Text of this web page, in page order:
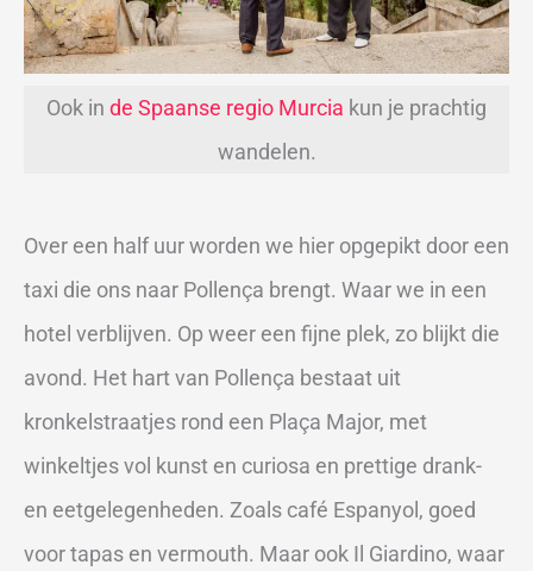
Ook in de Spaanse regio Murcia kun je prachtig
wandelen.
Over een half uur worden we hier opgepikt door een
taxi die ons naar Pollença brengt. Waar we in een
hotel verblijven. Op weer een fijne plek, zo blijkt die
avond. Het hart van Pollença bestaat uit
kronkelstraatjes rond een Plaça Major, met
winkeltjes vol kunst en curiosa en prettige drank-
en eetgelegenheden. Zoals café Espanyol, goed
voor tapas en vermouth. Maar ook Il Giardino, waar